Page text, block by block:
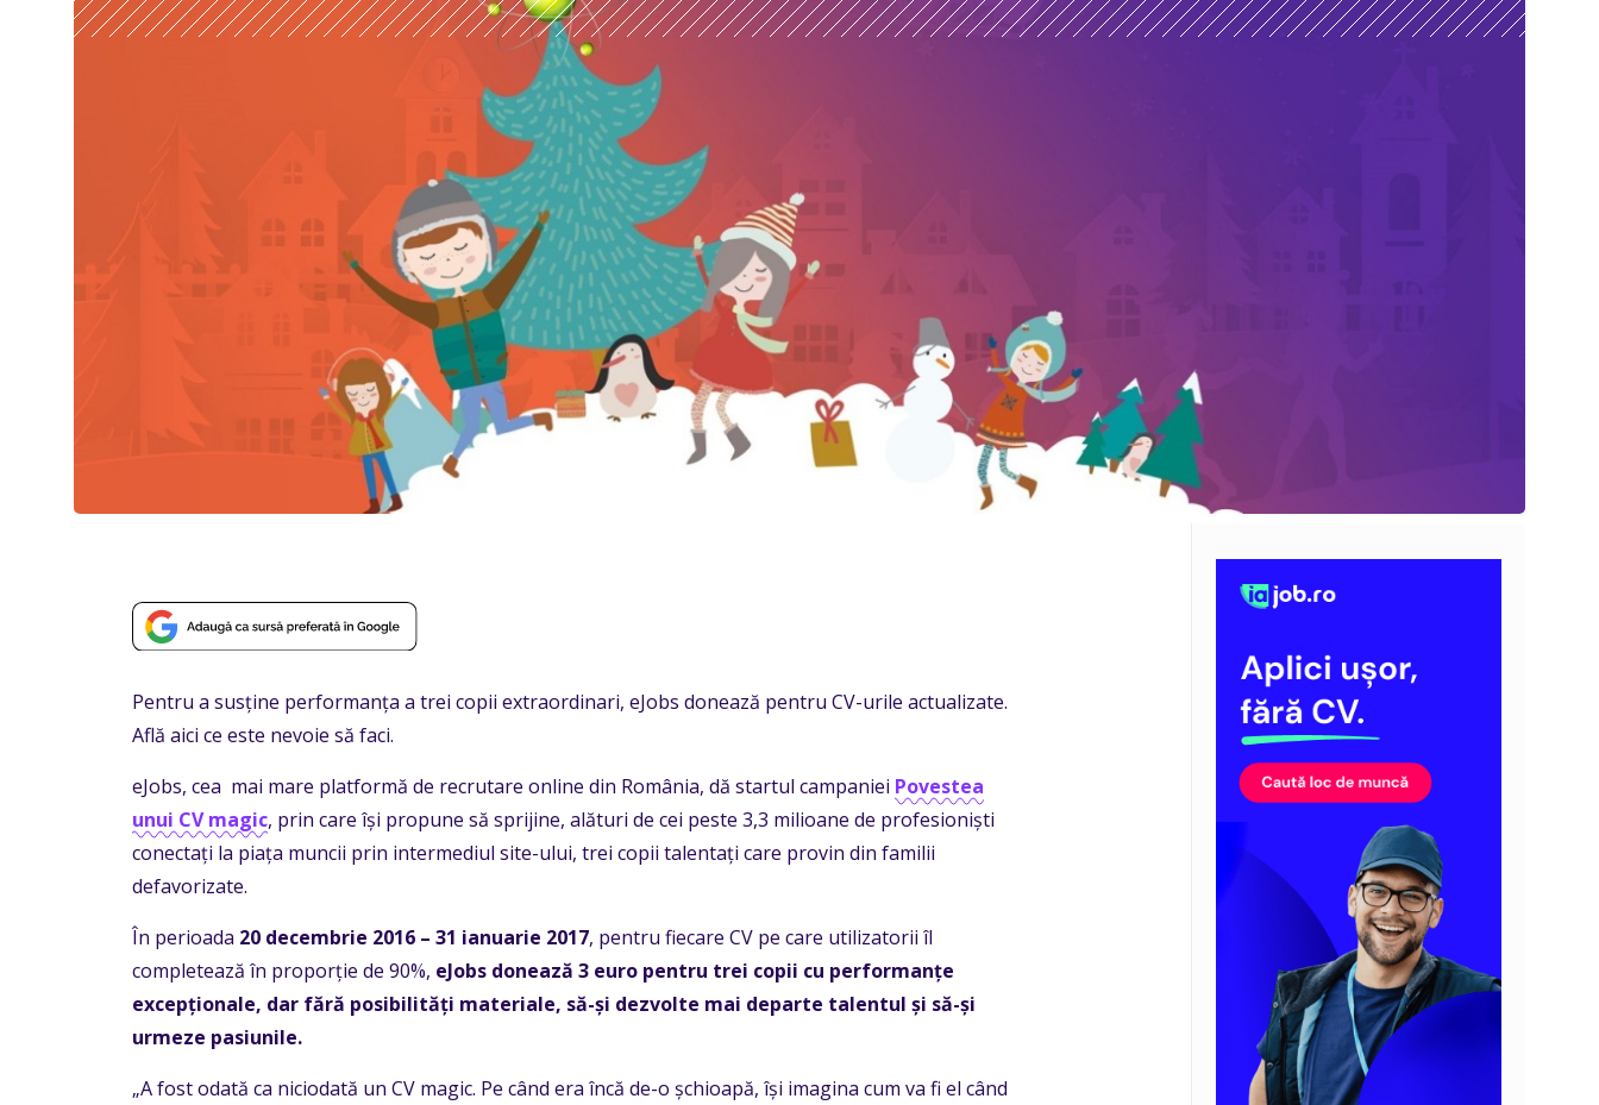
Pentru a susține performanța a trei copii extraordinari, eJobs donează pentru CV-urile actualizate.
Află aici ce este nevoie să faci.
eJobs, cea mai mare platformă de recrutare online din România, dă startul campaniei Povestea
unui CV magic, prin care își propune să sprijine, alături de cei peste 3,3 milioane de profesioniști
conectați la piața muncii prin intermediul site-ului, trei copii talentați care provin din familii
defavorizate.
În perioada 20 decembrie 2016 – 31 ianuarie 2017, pentru fiecare CV pe care utilizatorii îl
completează în proporție de 90%, eJobs donează 3 euro pentru trei copii cu performanțe
excepționale, dar fără posibilități materiale, să-și dezvolte mai departe talentul și să-și
urmeze pasiunile.
„A fost odată ca niciodată un CV magic. Pe când era încă de-o șchioapă, își imagina cum va fi el când